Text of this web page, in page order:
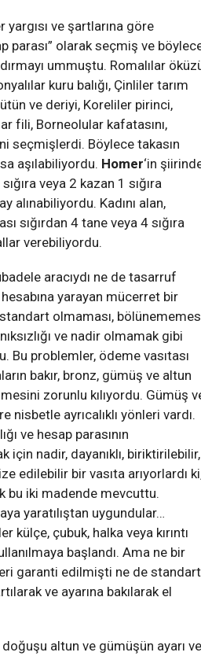
ve şartlarına göre
parası” olarak seçmiş ve
ummuştu. Romalılar
kuru balığı, Çinliler tarım
ve deriyi, Koreliler pirinci,
fili, Borneolular kafatasını,
seçmişlerdi. Böylece takasın
aşılabiliyordu. Homer‘in
veya 2 kazan 1 sığıra
alınabiliyordu. Kadını alan,
sığırdan 4 tane veya 4 sığıra
verebiliyordu.
aracıydı ne de tasarruf
yarayan mücerret bir
olmaması,
ve nadir olmamak gibi
Bu problemler, ödeme vasıtası
bakır, bronz, gümüş ve altun
zorunlu kılıyordu. Gümüş
nisbetle ayrıcalıklı yönleri vardı.
ve hesap parasının
için nadir, dayanıklı, biriktirilebilir,
edilebilir bir vasıta arıyorlardı
bu iki madende mevcuttu.
yaratılıştan uygundular…
külçe, çubuk, halka veya kırıntı
başlandı. Ama ne bir
garanti edilmişti ne de standart
ve ayarına bakılarak el
doğuşu altun ve gümüşün ayarı ve